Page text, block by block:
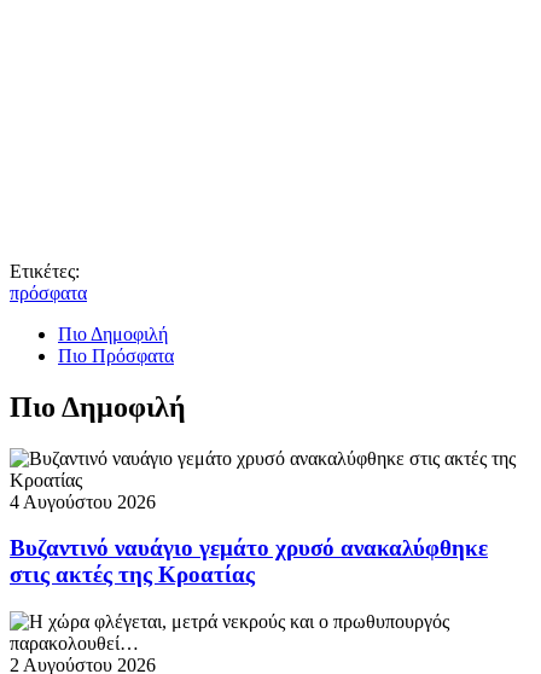
Ετικέτες:
πρόσφατα
Πιο Δημοφιλή
Πιο Πρόσφατα
Πιο Δημοφιλή
4 Αυγούστου 2026
Βυζαντινό ναυάγιο γεμάτο χρυσό ανακαλύφθηκε
στις ακτές της Κροατίας
2 Αυγούστου 2026